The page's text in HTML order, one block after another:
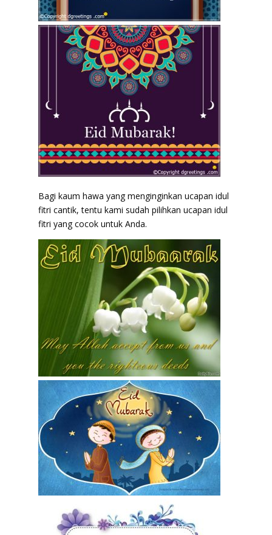
Bagi kaum hawa yang menginginkan ucapan idul
fitri cantik, tentu kami sudah pilihkan ucapan idul
fitri yang cocok untuk Anda.